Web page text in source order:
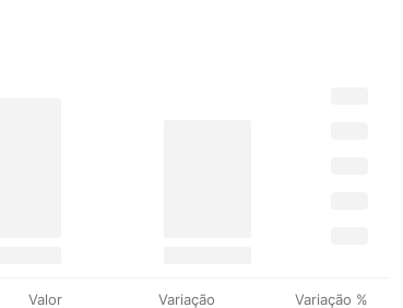
Valor Variação Variação %